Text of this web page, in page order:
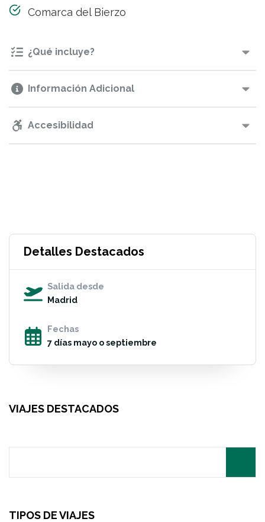
¿Qué incluye?
Información Adicional
Accesibilidad
Comarca del Bierzo
Detalles Destacados
Salida desde
Madrid
Fechas
7 días mayo o septiembre
VIAJES DESTACADOS
TIPOS DE VIAJES